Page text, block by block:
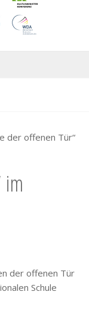
der offenen Tür“
der offenen Tür
Schule